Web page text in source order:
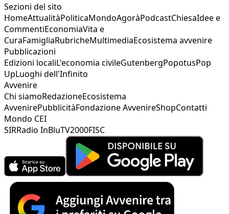
Sezioni del sito
HomeAttualitàPoliticaMondoAgoràPodcastChiesaIdee e
CommentiEconomiaVita e
CuraFamigliaRubricheMultimediaEcosistema avvenire
Pubblicazioni
Edizioni localiL'economia civileGutenbergPopotusPop
UpLuoghi dell'Infinito
Avvenire
Chi siamoRedazioneEcosistema
AvvenirePubblicitàFondazione AvvenireShopContatti
Mondo CEI
SIRRadio InBluTV2000FISC